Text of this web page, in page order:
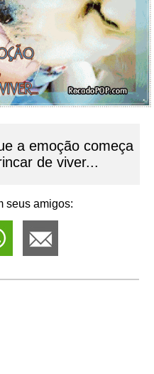
a emoção começa
de viver...
seus amigos: